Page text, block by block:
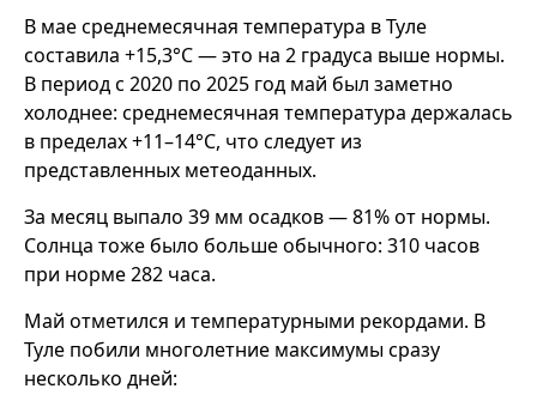
В мае среднемесячная температура в Туле
составила +15,3°C — это на 2 градуса выше нормы.
В период с 2020 по 2025 год май был заметно
холоднее: среднемесячная температура держалась
в пределах +11–14°C, что следует из
представленных метеоданных.
За месяц выпало 39 мм осадков — 81% от нормы.
Солнца тоже было больше обычного: 310 часов
при норме 282 часа.
Май отметился и температурными рекордами. В
Туле побили многолетние максимумы сразу
несколько дней: